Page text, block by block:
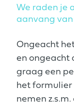
We raden je
aanvang van
Ongeacht
en ongeacht
graag een
het formulier
nemen